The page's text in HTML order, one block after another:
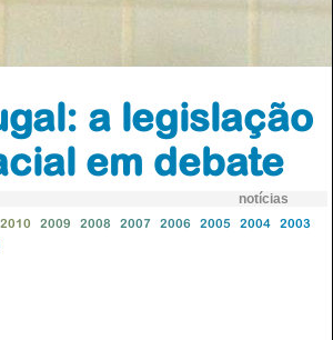
a legislação
em debate
notícias
2010 2009 2008 2007 2006 2005 2004 2003